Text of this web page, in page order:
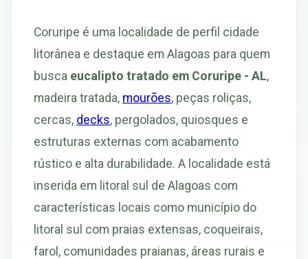
Coruripe é uma localidade de perfil cidade
litorânea e destaque em Alagoas para quem
busca eucalipto tratado em Coruripe - AL,
madeira tratada, mourões, peças roliças,
cercas, decks, pergolados, quiosques e
estruturas externas com acabamento
rústico e alta durabilidade. A localidade está
inserida em litoral sul de Alagoas com
características locais como município do
litoral sul com praias extensas, coqueirais,
farol, comunidades praianas, áreas rurais e